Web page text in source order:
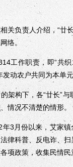
负责人介绍，“廿长
络。
作职责，即“共织1
发动农户共同为本单
构下，各“廿长”与联
情况不清楚的情形。
份以来，艾家镇全
律科普、反电诈、
项政策，收集民情民